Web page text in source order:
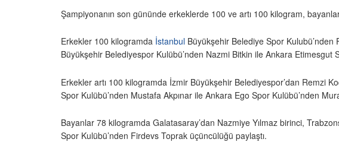
Şampiyonanın son gününde erkeklerde 100 ve artı 100 kilogram,
Erkekler 100 kilogramda İstanbul Büyükşehir Belediye Spor Kulubü’nden
Büyükşehir Belediyespor Kulübü’nden Nazmi Bitkin ile Ankara Etimesgut
Erkekler artı 100 kilogramda İzmir Büyükşehir Belediyespor’dan Remzi
Spor Kulübü’nden Mustafa Akpınar ile Ankara Ego Spor Kulübü’nden
Bayanlar 78 kilogramda Galatasaray’dan Nazmiye Yılmaz birinci,
Spor Kulübü’nden Firdevs Toprak üçüncülüğü paylaştı.